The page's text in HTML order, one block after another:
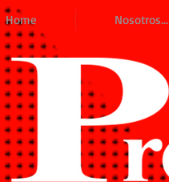
Home Nosotros...